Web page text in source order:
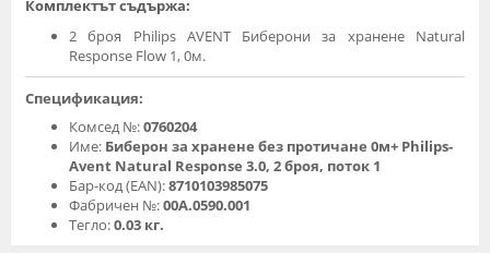
Комплектът съдържа:
2 броя Philips AVENT Биберони за хранене Natural
Response Flow 1, 0м.
Спецификация:
Комсед №:0760204
Име: Биберон за хранене без протичане 0м+ Philips-
Avent Natural Response 3.0, 2 броя, поток 1
Бар-код (EAN):8710103985075
Фабричен №:00A.0590.001
Тегло:0.03 кг.